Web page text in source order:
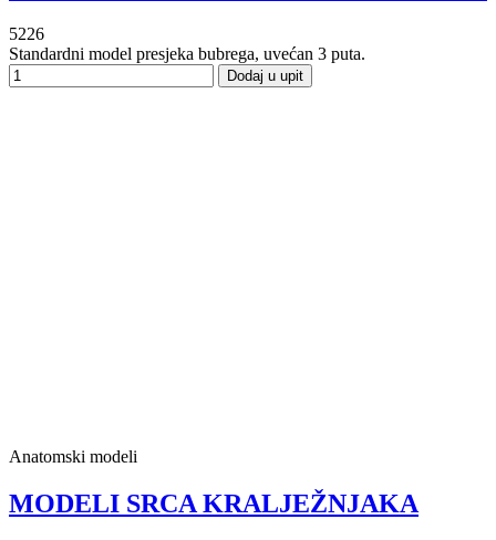
5226
Standardni model presjeka bubrega, uvećan 3 puta.
Dodaj u upit
Anatomski modeli
MODELI SRCA KRALJEŽNJAKA